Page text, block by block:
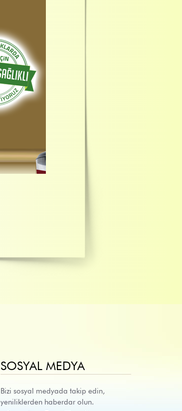
SOSYAL MEDYA
Bizi sosyal medyada takip edin,
yeniliklerden haberdar olun.